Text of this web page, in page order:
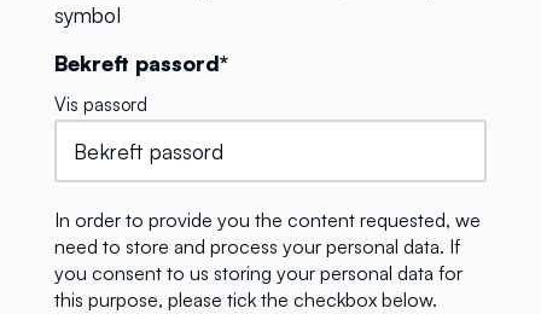
symbol
Bekreft passord*
Vis passord
In order to provide you the content requested, we
need to store and process your personal data. If
you consent to us storing your personal data for
this purpose, please tick the checkbox below.